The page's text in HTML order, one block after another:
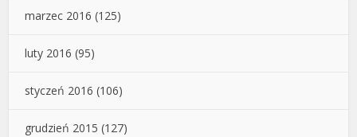
marzec 2016 (125)
luty 2016 (95)
styczeń 2016 (106)
grudzień 2015 (127)